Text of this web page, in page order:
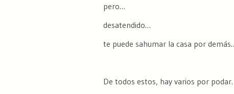
pero…
desatendido…
te puede sahumar la casa por
De todos estos, hay varios por podar.